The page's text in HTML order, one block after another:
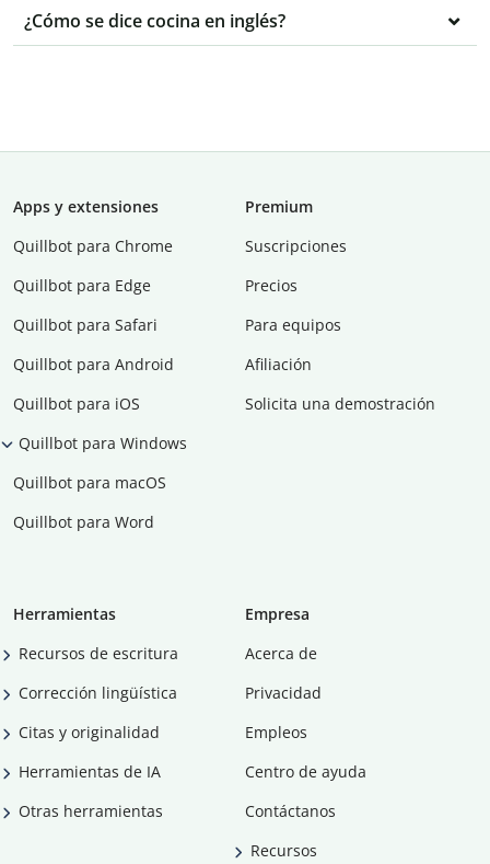
¿Cómo se dice cocina en inglés?
Apps y extensiones
Quillbot para Chrome
Quillbot para Edge
Quillbot para Safari
Quillbot para Android
Quillbot para iOS
Quillbot para Windows
Quillbot para macOS
Quillbot para Word
Premium
Suscripciones
Precios
Para equipos
Afiliación
Solicita una demostración
Herramientas
Recursos de escritura
Corrección lingüística
Citas y originalidad
Herramientas de IA
Otras herramientas
Empresa
Acerca de
Privacidad
Empleos
Centro de ayuda
Contáctanos
Recursos